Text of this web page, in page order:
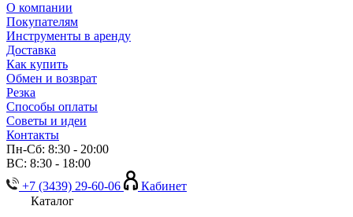
О компании
Покупателям
Инструменты в аренду
Доставка
Как купить
Обмен и возврат
Резка
Способы оплаты
Советы и идеи
Контакты
Пн-Сб: 8:30 - 20:00
ВС: 8:30 - 18:00
+7 (3439) 29-60-06
Кабинет
Каталог